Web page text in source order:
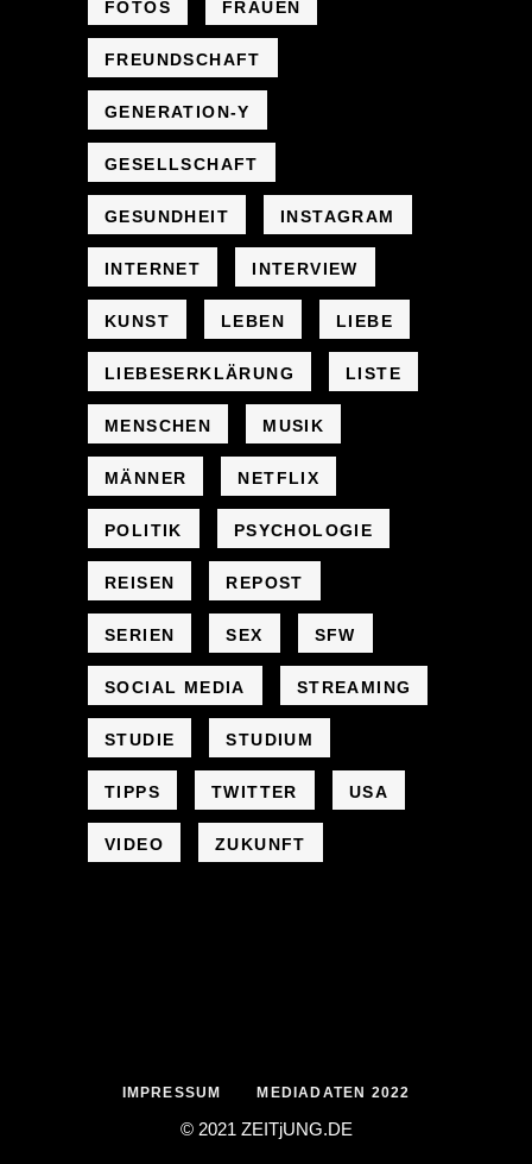
FOTOS FRAUEN
FREUNDSCHAFT
GENERATION-Y
GESELLSCHAFT
GESUNDHEIT INSTAGRAM
INTERNET INTERVIEW
KUNST LEBEN LIEBE
LIEBESERKLÄRUNG LISTE
MENSCHEN MUSIK
MÄNNER NETFLIX
POLITIK PSYCHOLOGIE
REISEN REPOST
SERIEN SEX SFW
SOCIAL MEDIA STREAMING
STUDIE STUDIUM
TIPPS TWITTER USA
VIDEO ZUKUNFT
IMPRESSUM MEDIADATEN 2022
© 2021 ZEITjUNG.DE